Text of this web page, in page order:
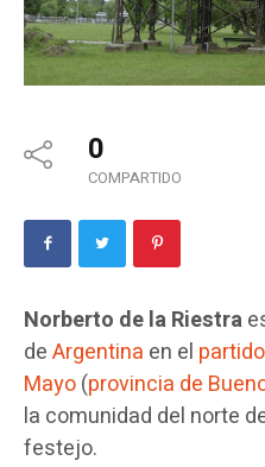
0
COMPARTIDO
Norberto de la Riestra
deArgentina en el
Mayo(provincia de
la comunidad del norte
festejo.